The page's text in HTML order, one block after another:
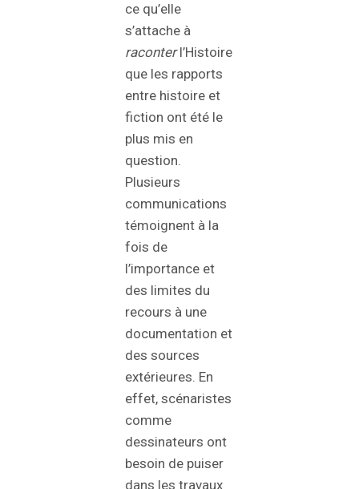
ce qu’elle
s’attache à
raconterl’Histoire
que les rapports
entre histoire et
fiction ont été le
plus mis en
question.
Plusieurs
communications
témoignent à la
fois de
l’importance et
des limites du
recours à une
documentation et
des sources
extérieures. En
effet, scénaristes
comme
dessinateurs ont
besoin de puiser
dans les travaux